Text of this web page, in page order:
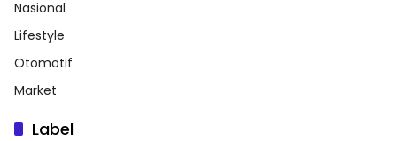
Nasional
Lifestyle
Otomotif
Market
Label